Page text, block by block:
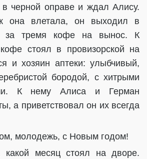
в черной оправе и ждал Алису.
она влетала, он выходил в
за тремя кофе на вынос. К
стоял в провизорской на
и хозяин аптеки: улыбчивый,
бородой, с хитрыми
К нему Алиса и Герман
а приветствовал он их всегда
молодежь, с Новым годом!
месяц стоял на дворе.